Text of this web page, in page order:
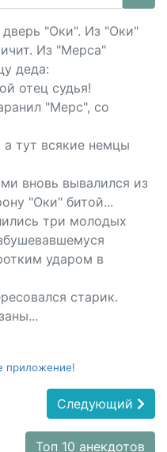
"Оки". Из "Оки"
Из "Мерса"
деда:
отец судья!
"Мерс", со
тут всякие немцы
вновь вывалился из
"Оки" битой...
три молодых
ударом в
старик.
приложение!
Следующий
Топ 10 анекдотов